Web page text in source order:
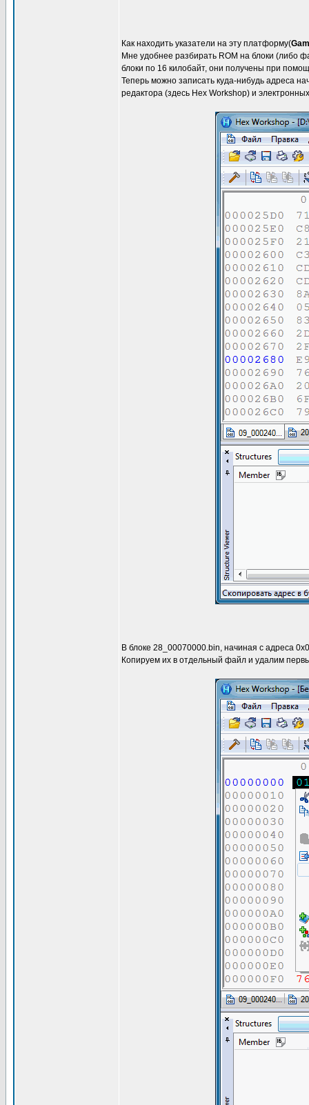
Как находить указатели на эту платформу(
Мне удобнее разбирать ROM на блоки (либо
блоки по 16 килобайт, они получены при
Теперь можно записать куда-нибудь адреса
редактора (здесь Hex Workshop) и
В блоке 28_00070000.bin, начиная c адреса
Копируем их в отдельный файл и удалим